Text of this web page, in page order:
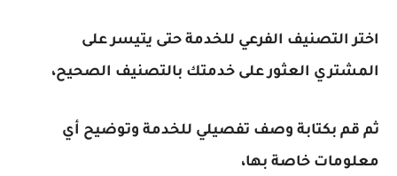
اختر التصنيف الفرعي للخدمة حتى يتيسر على
المشتري العثور على خدمتك بالتصنيف الصحيح،
ثم قم بكتابة وصف تفصيلي للخدمة وتوضيح أي
معلومات خاصة بها،